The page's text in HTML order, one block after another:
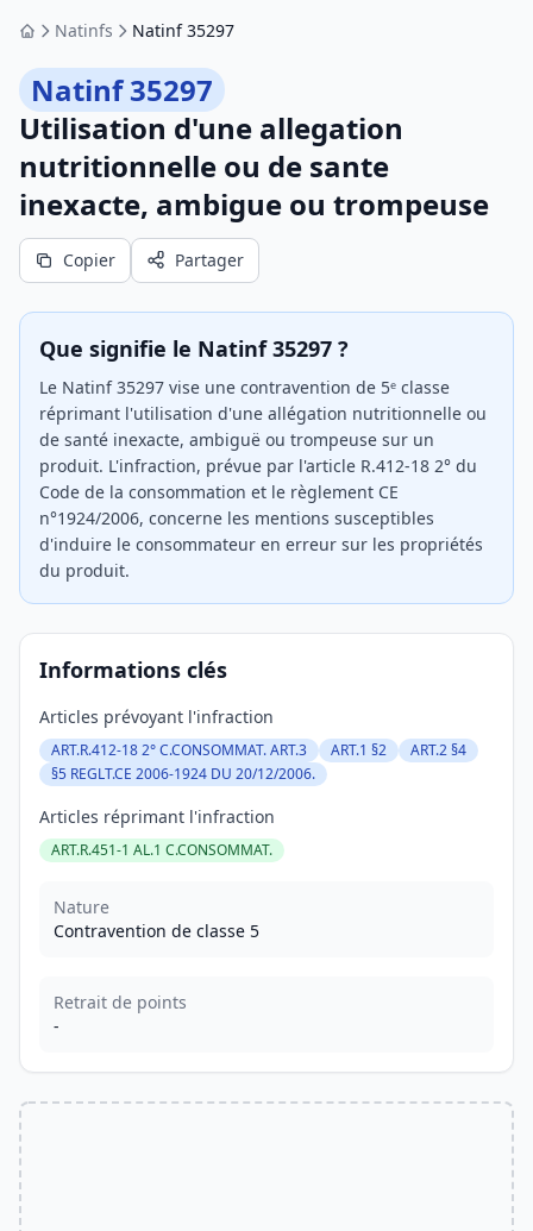
AccueilNatinfs Natinf 35297
Natinf 35297
Utilisation d'une allegation
nutritionnelle ou de sante
inexacte, ambigue ou trompeuse
Copier Partager
Que signifie le Natinf 35297 ?
Le Natinf 35297 vise une contravention de 5ᵉ classe
réprimant l'utilisation d'une allégation nutritionnelle ou
de santé inexacte, ambiguë ou trompeuse sur un
produit. L'infraction, prévue par l'article R.412-18 2° du
Code de la consommation et le règlement CE
n°1924/2006, concerne les mentions susceptibles
d'induire le consommateur en erreur sur les propriétés
du produit.
Informations clés
Articles prévoyant l'infraction
ART.R.412-18 2° C.CONSOMMAT. ART.3 ART.1 §2
ART.2 §4
§5 REGLT.CE 2006-1924 DU 20/12/2006.
Articles réprimant l'infraction
ART.R.451-1 AL.1 C.CONSOMMAT.
Nature
Contravention de classe 5
Retrait de points
-